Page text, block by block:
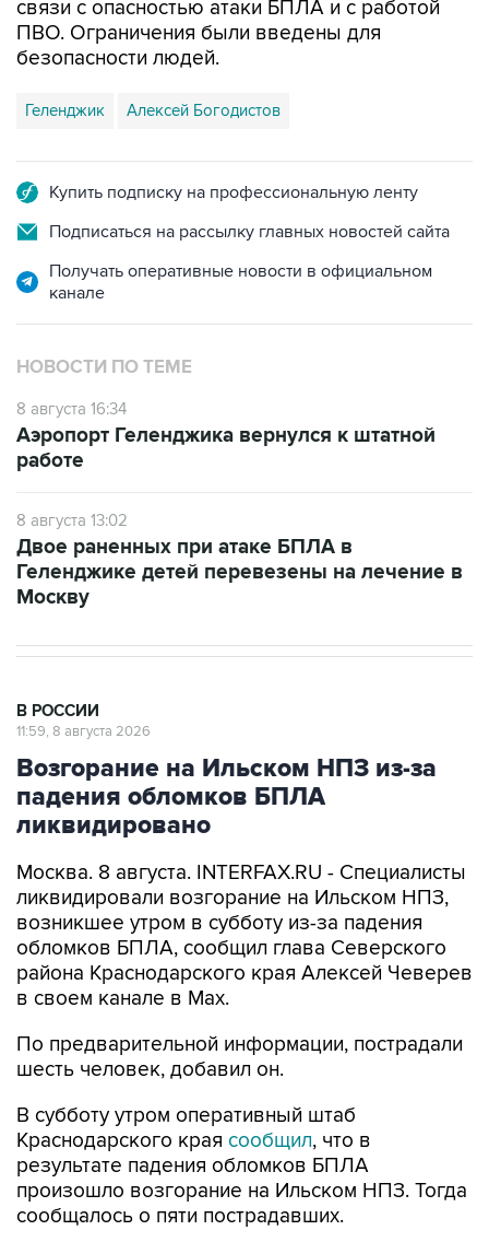
связи с опасностью атаки БПЛА и с работой
ПВО. Ограничения были введены для
безопасности людей.
Геленджик Алексей Богодистов
Купить подписку на профессиональную ленту
Подписаться на рассылку главных новостей сайта
Получать оперативные новости в официальном
канале
НОВОСТИ ПО ТЕМЕ
8 августа 16:34
Аэропорт Геленджика вернулся к штатной
работе
8 августа 13:02
Двое раненных при атаке БПЛА в
Геленджике детей перевезены на лечение в
Москву
В РОССИИ
11:59, 8 августа 2026
Возгорание на Ильском НПЗ из-за
падения обломков БПЛА
ликвидировано
Москва. 8 августа. INTERFAX.RU - Специалисты
ликвидировали возгорание на Ильском НПЗ,
возникшее утром в субботу из-за падения
обломков БПЛА, сообщил глава Северского
района Краснодарского края Алексей Чеверев
в своем канале в Max.
По предварительной информации, пострадали
шесть человек, добавил он.
В субботу утром оперативный штаб
Краснодарского края сообщил, что в
результате падения обломков БПЛА
произошло возгорание на Ильском НПЗ. Тогда
сообщалось о пяти пострадавших.